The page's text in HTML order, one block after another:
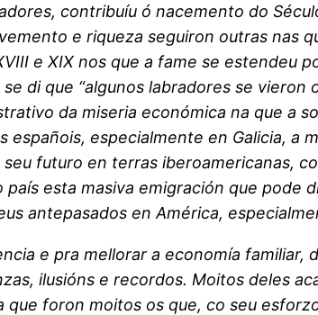
contribuíu ó nacemento do
e riqueza seguiron outras nas
e XIX nos que a fame se estendeu
di que “algunos labradores se vieron
da miseria económica na que a
especialmente en Galicia, a
futuro en terras iberoamericanas,
esta masiva emigración que pode
antepasados en América,
e pra mellorar a economía familiar,
ilusións e recordos. Moitos deles
foron moitos os que, co seu